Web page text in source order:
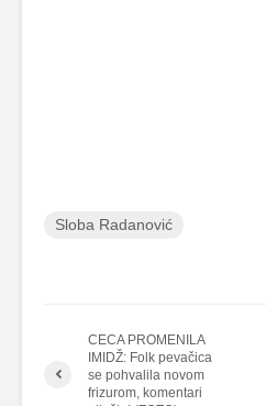
Sloba Radanović
CECA PROMENILA
IMIDŽ: Folk pevačica
se pohvalila novom
frizurom, komentari